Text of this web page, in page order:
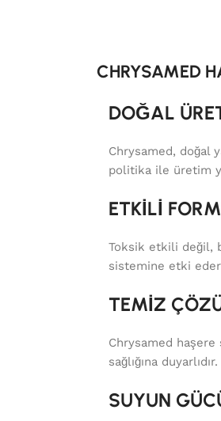
CHRYSAMED
DOĞAL
Chrysamed, doğal
politika ile üretim
ETKİLİ
Toksik etkili değil,
sistemine etki
TEMİZ
Chrysamed
sağlığına duyarlıdır.
SUYUN